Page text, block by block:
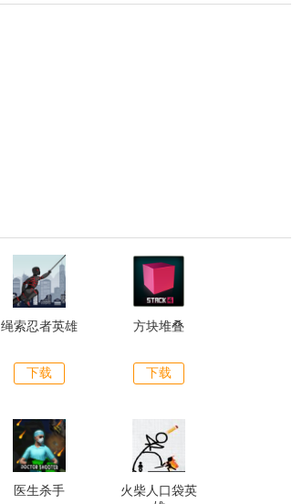
绳索忍者英雄
下载
方块堆叠
下载
医生杀手
火柴人口袋英